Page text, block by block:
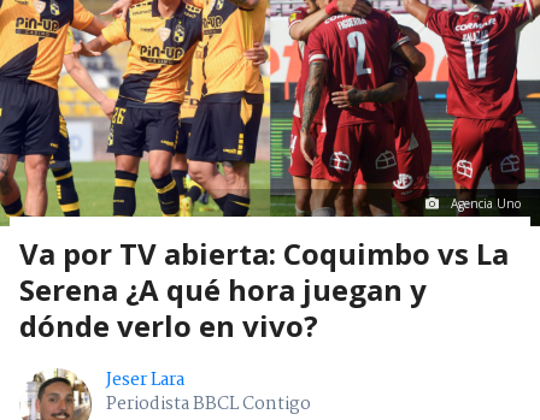
Agencia Uno
Va por TV abierta: Coquimbo vs La
Serena ¿A qué hora juegan y
dónde verlo en vivo?
Jeser Lara
Periodista BBCL Contigo